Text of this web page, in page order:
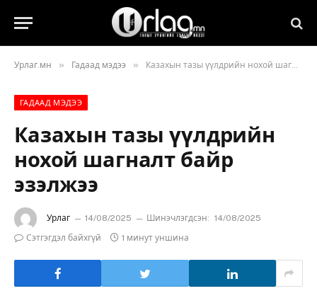
Урлаг.мн » Гадаад мэдээ » Казахын тазы үүлдрийн нохой шагналт байр эзэлжээ
ГАДААД МЭДЭЭ
Казахын тазы үүлдрийн
нохой шагналт байр
эзэлжээ
Урлаг 14/08/2025 Шинэчлэгдсэн: 14/08/2025
Сэтгэгдэл байхгүй
1 минут уншина